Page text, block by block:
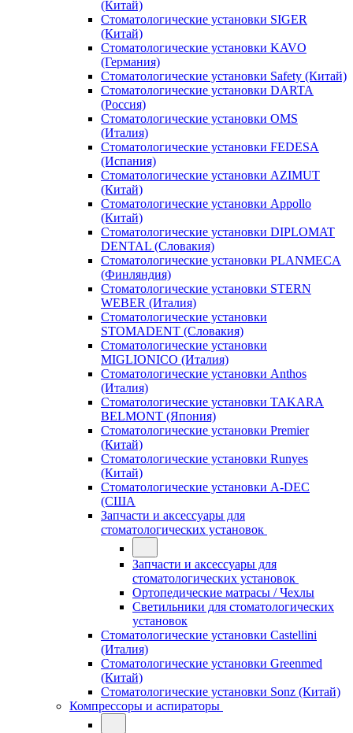
(Китай)
Стоматологические установки SIGER
(Китай)
Стоматологические установки KAVO
(Германия)
Стоматологические установки Safety (Китай)
Стоматологические установки DARTA
(Россия)
Стоматологические установки OMS
(Италия)
Стоматологические установки FEDESA
(Испания)
Стоматологические установки AZIMUT
(Китай)
Стоматологические установки Appollo
(Китай)
Стоматологические установки DIPLOMAT
DENTAL (Словакия)
Стоматологические установки PLANMECA
(Финляндия)
Стоматологические установки STERN
WEBER (Италия)
Стоматологические установки
STOMADENT (Словакия)
Стоматологические установки
MIGLIONICO (Италия)
Стоматологические установки Anthos
(Италия)
Стоматологические установки TAKARA
BELMONT (Япония)
Стоматологические установки Premier
(Китай)
Стоматологические установки Runyes
(Китай)
Стоматологические установки A-DEC
(США
Запчасти и аксессуары для
стоматологических установок
Запчасти и аксессуары для
стоматологических установок
Ортопедические матрасы / Чехлы
Светильники для стоматологических
установок
Стоматологические установки Castellini
(Италия)
Стоматологические установки Greenmed
(Китай)
Стоматологические установки Sonz (Китай)
Компрессоры и аспираторы